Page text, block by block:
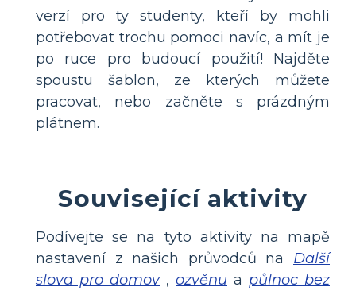
verzí pro ty studenty, kteří by mohli
potřebovat trochu pomoci navíc, a mít je
po ruce pro budoucí použití! Najděte
spoustu šablon, ze kterých můžete
pracovat, nebo začněte s prázdným
plátnem.
Související aktivity
Podívejte se na tyto aktivity na mapě
nastavení z našich průvodců na Další
slova pro domov, ozvěnu a půlnoc bez